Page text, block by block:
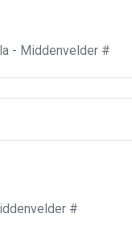
- Middenvelder #
#